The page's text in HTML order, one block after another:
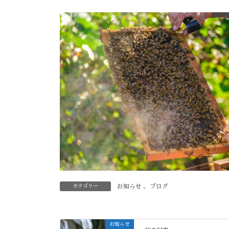
カテゴリー お知らせ 、 ブログ
お知らせ